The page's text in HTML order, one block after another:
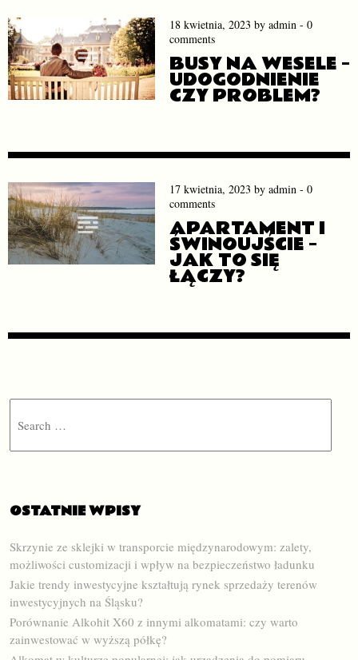
18 kwietnia, 2023 by admin - 0
comments
BUSY NA WESELE –
UDOGODNIENIE
CZY PROBLEM?
17 kwietnia, 2023 by admin - 0
comments
APARTAMENT I
ŚWINOUJŚCIE –
JAK TO SIĘ
ŁĄCZY?
OSTATNIE WPISY
Skrzynie ze sklejki w transporcie międzynarodowym: zalety,
możliwości customizacji i wpływ na bezpieczeństwo ładunku
Jakie trendy inwestycyjne kształtują rynek sprzedaży terenów
inwestycyjnych na Śląsku?
Porównanie Alkohit X60 z innymi alkomatami: czy warto
zainwestować w wyższą półkę?